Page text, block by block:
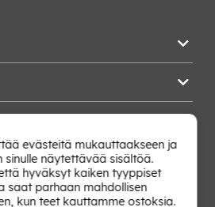
evästeitä mukauttaakseen ja
sinulle näytettävää sisältöä.
hyväksyt kaiken tyyppiset
saat parhaan mahdollisen
kun teet kauttamme ostoksia.